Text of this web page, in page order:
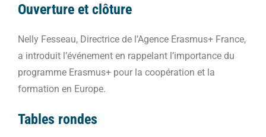
Ouverture et clôture
Nelly Fesseau, Directrice de l’Agence Erasmus+ France,
a introduit l’événement en rappelant l’importance du
programme Erasmus+ pour la coopération et la
formation en Europe.
Tables rondes